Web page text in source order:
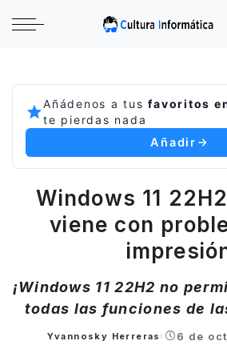
Añádenos a tusfavoritos
te pierdas nada
Añadir
Windows 11
viene con
¡Windows 11 22H2 no
todas las funciones de
Posted
Yvannosky Herreras 6 de